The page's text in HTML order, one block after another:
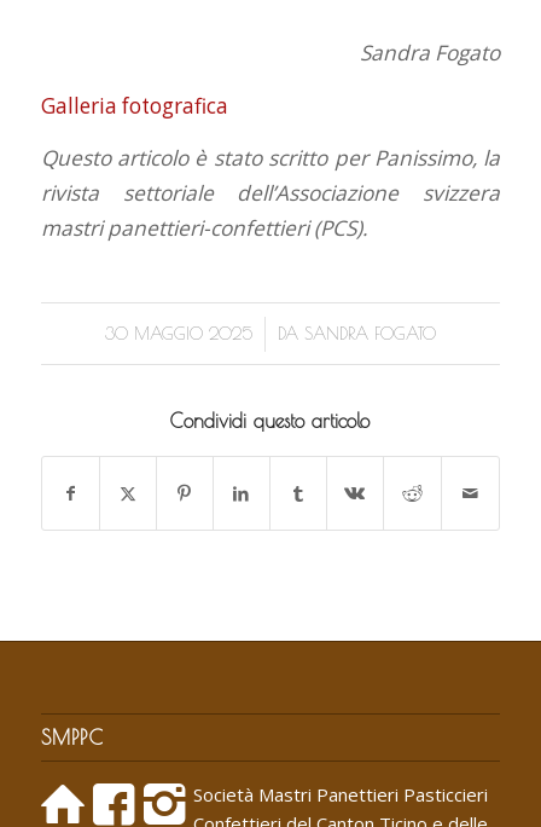
Sandra Fogato
Galleria fotografica
Questo articolo è stato scritto per Panissimo, la
rivista settoriale dell’Associazione svizzera
mastri panettieri-confettieri (PCS).
30 MAGGIO 2025
/ DA SANDRA FOGATO
Condividi questo articolo
SMPPC
Società Mastri Panettieri Pasticcieri